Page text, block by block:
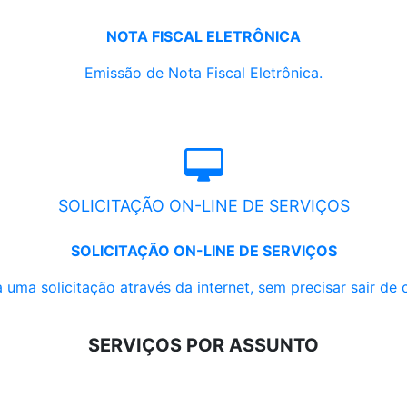
NOTA FISCAL ELETRÔNICA
Emissão de Nota Fiscal Eletrônica.
SOLICITAÇÃO ON-LINE DE SERVIÇOS
SOLICITAÇÃO ON-LINE DE SERVIÇOS
uma solicitação através da internet, sem precisar sair de
SERVIÇOS POR ASSUNTO